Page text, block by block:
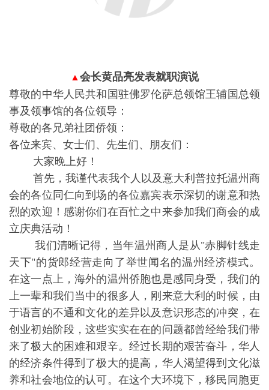
▲ 会长黄品亮发表就职演说
尊敬的中华人民共和国驻佛罗伦萨总领馆王辅国总领
事及领事馆的各位领导：
尊敬的各兄弟社团侨领：
各位来宾、女士们、先生们、朋友们：
大家晚上好！
首先，我谨代表我个人以及意大利普拉托温州商
会的各位同仁向到场的各位嘉宾表示深切的谢意和热
烈的欢迎！感谢你们在百忙之中来参加我们商会的成
立庆典活动！
我们清晰记得，当年温州商人是从"赤脚针线走
天下"的货郎经营走向了举世闻名的温州经济模式。
在这一点上，海外的温州侨胞也是感同身受，我们的
上一辈和我们当中的很多人，刚来意大利的时候，由
于语言的不通和文化的差异以及意识形态的冲突，在
创业初始阶段，这些实实在在的问题都曾经给我们带
来了极大的困难和艰辛。经过长期的艰苦奋斗，华人
的经济条件得到了极大的提高，华人渴望得到文化滋
养和社会地位的认可。在这个大环境下，移民同胞更